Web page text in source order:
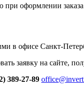
оформлении
в офисе Санкт-
заявку на сайте,
389-27-89